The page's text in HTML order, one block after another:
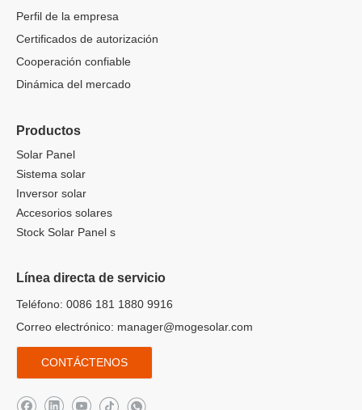
Perfil de la empresa
Certificados de autorización
Cooperación confiable
Dinámica del mercado
Productos
Solar Panel
Sistema solar
Inversor solar
Accesorios solares
Stock Solar Panel s
Línea directa de servicio
Teléfono: 0086 181 1880 9916
Correo electrónico: manager@mogesolar.com
CONTÁCTENOS